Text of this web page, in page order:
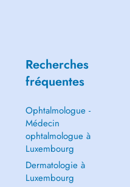
Recherches
fréquentes
Ophtalmologue -
Médecin
ophtalmologue à
Luxembourg
Dermatologie à
Luxembourg